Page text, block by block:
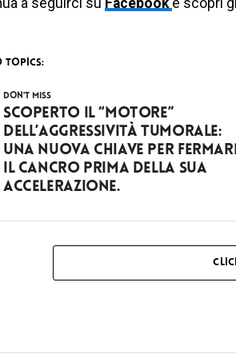
TOPICS:
DON'T MISS
Scoperto il “motore”
dell’aggressività tumorale:
una nuova chiave per
il cancro prima della sua
accelerazione.